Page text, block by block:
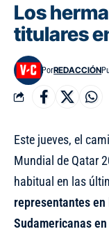
Los
titulares
PorREDACCIÓN
Este jueves, el
Mundial de Qatar
habitual en las
representantes
Sudamericanas